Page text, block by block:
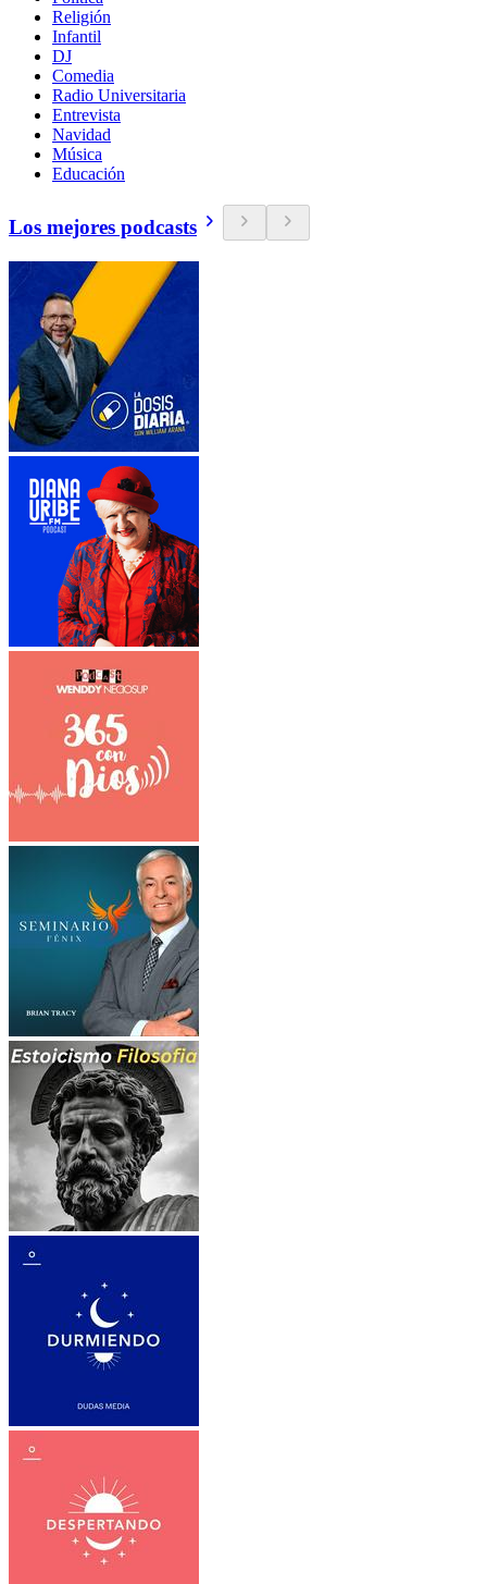
Religión
Infantil
DJ
Comedia
Radio Universitaria
Entrevista
Navidad
Música
Educación
Los mejores podcasts